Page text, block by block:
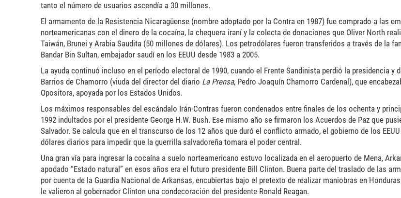
tanto el número de usuarios ascendía a 30 millones.
El armamento de la Resistencia Nicaragüense (nombre adoptado por la Contra en 1987) fue comprado a las
norteamericanas con el dinero de la cocaína, la chequera iraní y la colecta de donaciones que Oliver North
Taiwán, Brunei y Arabia Saudita (50 millones de dólares). Los petrodólares fueron transferidos a través de la
Bandar Bin Sultan, embajador saudí en los EEUU desde 1983 a 2005.
La ayuda continuó incluso en el período electoral de 1990, cuando el Frente Sandinista perdió la presidencia y
Barrios de Chamorro (viuda del director del diario La Prensa, Pedro Joaquín Chamorro Cardenal), que
Opositora, apoyada por los Estados Unidos.
Los máximos responsables del escándalo Irán-Contras fueron condenados entre finales de los ochenta y
1992 indultados por el presidente George H.W. Bush. Ese mismo año se firmaron los Acuerdos de Paz que
Salvador. Se calcula que en el transcurso de los 12 años que duró el conflicto armado, el gobierno de los
dólares diarios para impedir que la guerrilla salvadoreña tomara el poder central.
Una gran vía para ingresar la cocaína a suelo norteamericano estuvo localizada en el aeropuerto de Mena,
apodado “Estado natural” en esos años era el futuro presidente Bill Clinton. Buena parte del traslado de las
por cuenta de la Guardia Nacional de Arkansas, encubiertas bajo el pretexto de realizar maniobras en
le valieron al gobernador Clinton una condecoración del presidente Ronald Reagan.